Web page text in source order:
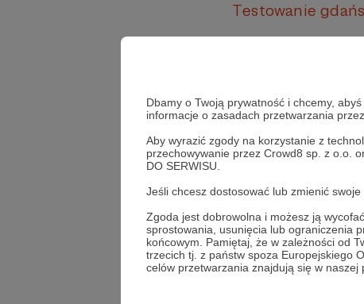
Dbamy o Twoją prywatność i chcemy,
informacje o zasadach przetwarzania
Aby wyrazić zgody na korzystanie z
przechowywanie przez Crowd8 sp. z o.o.
DO SERWISU.
Jeśli chcesz dostosować lub zmienić
Zgoda jest dobrowolna i możesz ją
sprostowania, usunięcia lub ograniczenia
końcowym. Pamiętaj, że w zależności od
trzecich tj. z państw spoza Europejskiego
celów przetwarzania znajdują się w naszej
Testowanie
Zobacz również